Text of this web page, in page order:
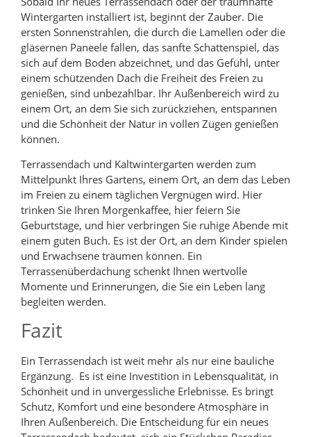
Wintergarten installiert ist, beginnt der Zauber. Die
ersten Sonnenstrahlen, die durch die Lamellen oder die
gläsernen Paneele fallen, das sanfte Schattenspiel, das
sich auf dem Boden abzeichnet, und das Gefühl, unter
einem schützenden Dach die Freiheit des Freien zu
genießen, sind unbezahlbar. Ihr Außenbereich wird zu
einem Ort, an dem Sie sich zurückziehen, entspannen
und die Schönheit der Natur in vollen Zügen genießen
können.
Terrassendach und Kaltwintergarten werden zum
Mittelpunkt Ihres Gartens, einem Ort, an dem das Leben
im Freien zu einem täglichen Vergnügen wird. Hier
trinken Sie Ihren Morgenkaffee, hier feiern Sie
Geburtstage, und hier verbringen Sie ruhige Abende mit
einem guten Buch. Es ist der Ort, an dem Kinder spielen
und Erwachsene träumen können. Ein
Terrassenüberdachung schenkt Ihnen wertvolle
Momente und Erinnerungen, die Sie ein Leben lang
begleiten werden.
Fazit
Ein Terrassendach ist weit mehr als nur eine bauliche
Ergänzung. Es ist eine Investition in Lebensqualität, in
Schönheit und in unvergessliche Erlebnisse. Es bringt
Schutz, Komfort und eine besondere Atmosphäre in
Ihren Außenbereich. Die Entscheidung für ein neues